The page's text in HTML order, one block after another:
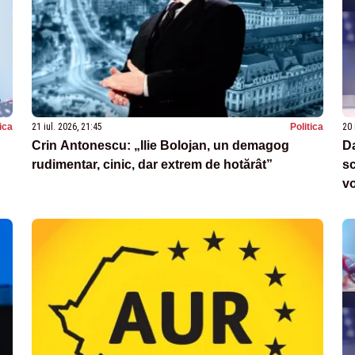
21 iul. 2026, 21:45 Politica
Crin Antonescu: „Ilie Bolojan, un demagog
rudimentar, cinic, dar extrem de hotărât”
20